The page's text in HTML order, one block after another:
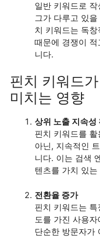
일반 키워드로
그가 다루고 있
치 키워드는 독
때문에 경쟁이
니다.
핀치 키워드
미치는 영향
상위 노출 지속성
핀치 키워드를
아닌, 지속적인
니다. 이는 검색
텐츠를 가치 있
전환율 증가
핀치 키워드는
도를 가진 사용
단순한 방문자가